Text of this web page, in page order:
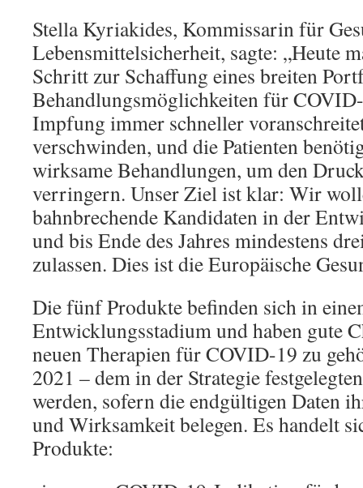
Stella Kyriakides, Kommissarin für
Lebensmittelsicherheit, sagte: „Heute
Schritt zur Schaffung eines breiten
Behandlungsmöglichkeiten für
Impfung immer schneller
verschwinden, und die Patienten
wirksame Behandlungen, um den
verringern. Unser Ziel ist klar: Wir
bahnbrechende Kandidaten in der
und bis Ende des Jahres mindestens
zulassen. Dies ist die Europäische
Die fünf Produkte befinden sich in
Entwicklungsstadium und haben gute
neuen Therapien für COVID-19 zu
2021 – dem in der Strategie
werden, sofern die endgültigen Daten
und Wirksamkeit belegen. Es handelt
Produkte: